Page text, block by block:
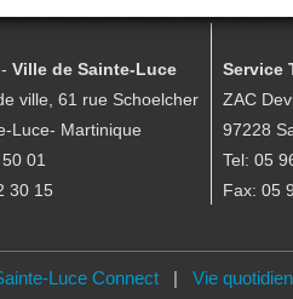
Ville de Sainte-Luce
ville, 61 rue Schoelcher
Luce- Martinique
01
30 15
Service
ZAC
97228
Tel: 05
Fax: 05
Luce Connect| Vie